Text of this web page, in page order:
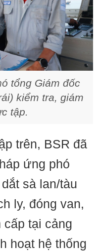
tổng Giám đốc
kiểm tra, giám
tập.
trên, BSR đã
ứng phó
sà lan/tàu
ly, đóng van,
tại cảng
hoạt hệ thống